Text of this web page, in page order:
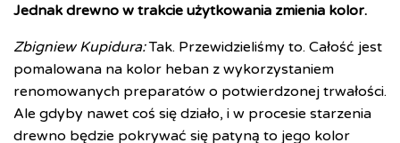
Jednak drewno w trakcie użytkowania zmienia kolor.
Zbigniew Kupidura:Tak. Przewidzieliśmy to. Całość jest
pomalowana na kolor heban z wykorzystaniem
renomowanych preparatów o potwierdzonej trwałości.
Ale gdyby nawet coś się działo, i w procesie starzenia
drewno będzie pokrywać się patyną to jego kolor